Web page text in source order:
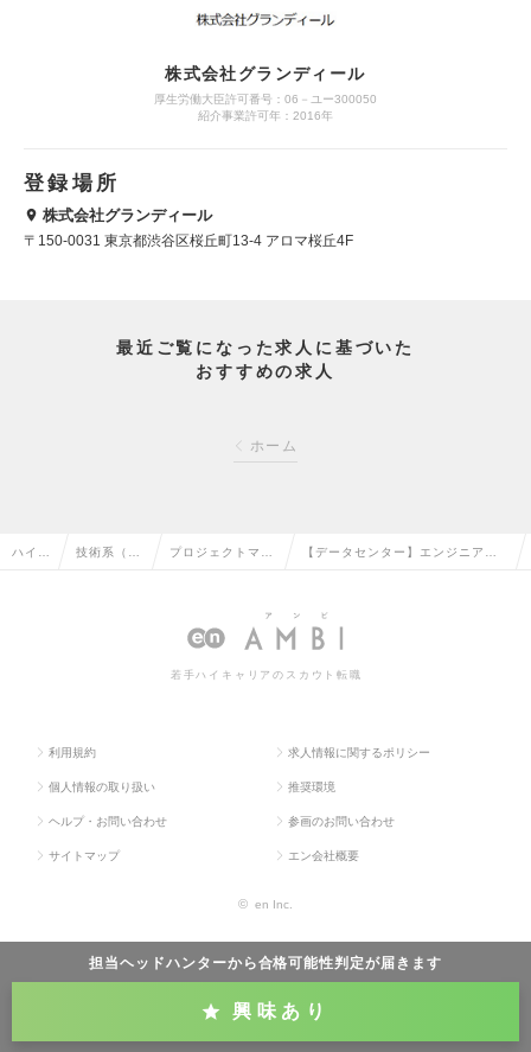
株式会社グランディール
厚生労働大臣許可番号：06－ユー300050
紹介事業許可年：2016年
登録場所
株式会社グランディール
〒150-0031 東京都渋谷区桜丘町13-4 アロマ桜丘4F
最近ご覧になった求人に基づいた
おすすめの求人
ホーム
担当ヘッドハンターから合格可能性判定が届きます
興味あり
ハイク 技術系（I プロジェクトマネ
オープン系）の転
【データセンター】エンジニア（D
発）（リーダー～Mgr候補）の求
若手ハイキャリアのスカウト転職
利用規約 求人情報に関するポリシー
個人情報の取り扱い 推奨環境
ヘルプ・お問い合わせ 参画のお問い合わせ
サイトマップ エン会社概要
© en Inc.